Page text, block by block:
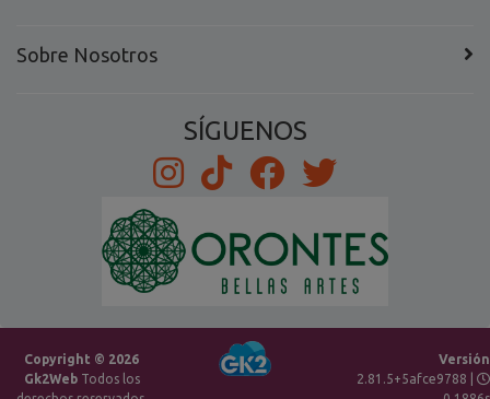
Sobre Nosotros
SÍGUENOS
Copyright © 2026
Gk2WebTodos los
Versión
2.81.5+5afce9788 |